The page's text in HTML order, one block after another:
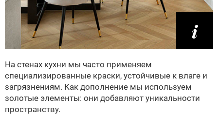
На стенах кухни мы часто применяем
специализированные краски, устойчивые к влаге и
загрязнениям. Как дополнение мы используем
золотые элементы: они добавляют уникальности
пространству.